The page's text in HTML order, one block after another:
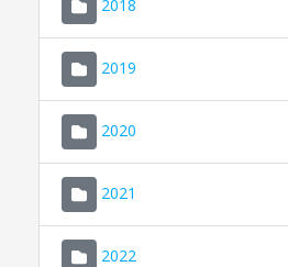
2018
2019
2020
2021
2022